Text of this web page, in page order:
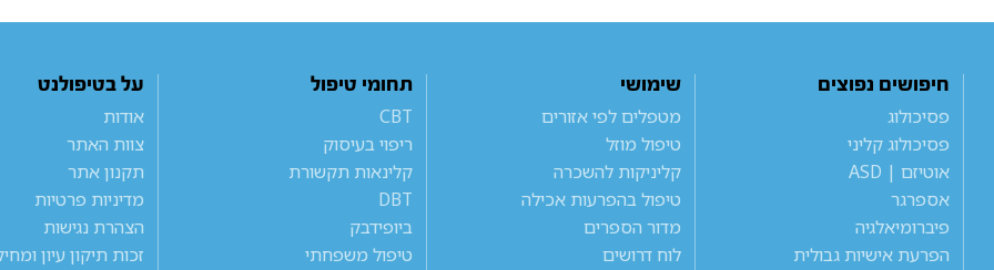
חיפושים נפוצים
פסיכולוג
פסיכולוג קליני
אוטיזם | ASD
אספרגר
פיברומיאלגיה
הפרעת אישיות גבולית
שימושי
מטפלים לפי אזורים
טיפול מוזל
קליניקות להשכרה
טיפול בהפרעות אכילה
מדור הספרים
לוח דרושים
תחומי טיפול
CBT
ריפוי בעיסוק
קלינאות תקשורת
DBT
ביופידבק
טיפול משפחתי
על בטיפולנט
אודות
צוות האתר
תקנון אתר
מדיניות פרטיות
הצהרת נגישות
זכות תיקון עיון